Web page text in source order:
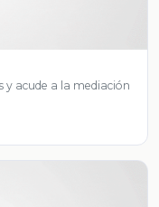
y acude a la mediación